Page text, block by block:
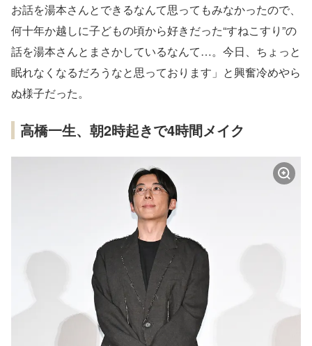
お話を湯本さんとできるなんて思ってもみなかったので、
何十年か越しに子どもの頃から好きだった“すねこすり”の
話を湯本さんとまさかしているなんて…。今日、ちょっと
眠れなくなるだろうなと思っております」と興奮冷めやら
ぬ様子だった。
高橋一生、朝2時起きで4時間メイク